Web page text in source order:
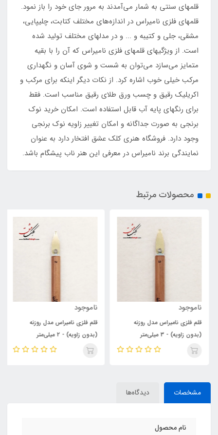
قلمهای سنتی به شمار می‌آمدند به مرور جای خود را باز نمود.
قلمهای فلزی نامیراس در اندازه‌های مختلف کتابت، چلیپایی،
مشقی، جلی و کتیبه و ... و در مدلهای مختلف تولید شده
است. از ویژگیهای قلمهای فلزی نامیراس که آن را با بقیه
متمایز می‌سازد می‌توان به شست و شوی آسان و نگهداری
مرکب خیلی خوب اشاره کرد. از نکات دیگر اینکه برای مرکب و
اکریلیک رقیق و چسب ورق طلای رقیق مناسب است. فقط
برای رنگهای پایه آب قابل استفاده است. امکان خرید نوک
برنجی به صورت جداگانه و امکان تغییر زاویه نوک برنجی
وجود دارد. فروشگاه هنری کلک عشق افتخار دارد به عنوان
نمایندگی برند نامیراس در معرفی این هنر ناب پیشگام باشد.
محصولات مرتبط
ناموجود
قلم فلزی نامیراس مدل روزنه
(بدون زاویه) - 3 میلی‌متر
ناموجود
قلم فلزی نامیراس مدل روزنه
(بدون زاویه) - ۲ میلی‌متر
مشخصات دیدگاه‌ها
نام محصول